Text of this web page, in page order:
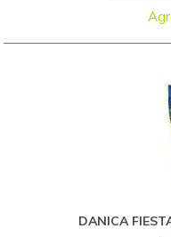
DANICA